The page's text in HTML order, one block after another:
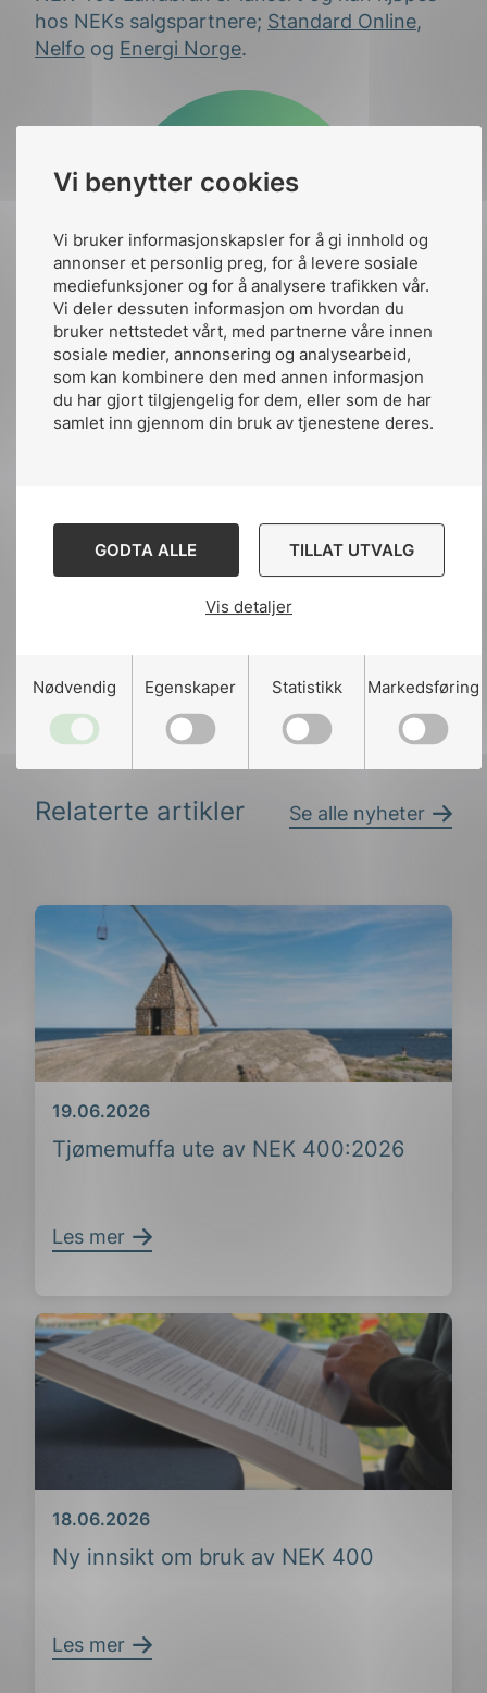
Vi benytter cookies
Vi bruker informasjonskapsler for å gi innhold og
annonser et personlig preg, for å levere sosiale
mediefunksjoner og for å analysere trafikken vår.
Vi deler dessuten informasjon om hvordan du
bruker nettstedet vårt, med partnerne våre innen
sosiale medier, annonsering og analysearbeid,
som kan kombinere den med annen informasjon
du har gjort tilgjengelig for dem, eller som de har
samlet inn gjennom din bruk av tjenestene deres.
GODTA ALLE TILLAT UTVALG
Vis detaljer
Nødvendig Egenskaper Statistikk Markedsføring
hos NEKs salgspartnere; Standard Online,
Nelfo og Energi Norge.
Publisert av:Arild Kjærnli
Publiserte:24. okt. 2020
Siste oppdatert: kl.21:46 20. des. 2021
Del artikkelen på:
påLinkedIn
Del
påFacebook
påMail
Relaterte artikler Se alle nyheter
Tjømemuffa ute av NEK 400:2026
Dato
19.06.2026
Les mer
Ny innsikt om bruk av NEK 400
Dato
18.06.2026
Les mer